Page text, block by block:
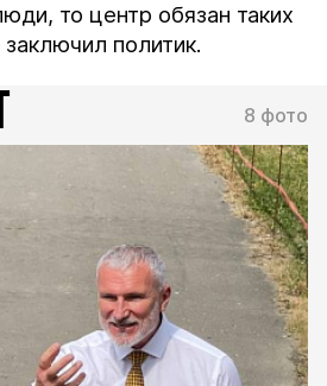
то центр обязан таких
политик.
8 фото